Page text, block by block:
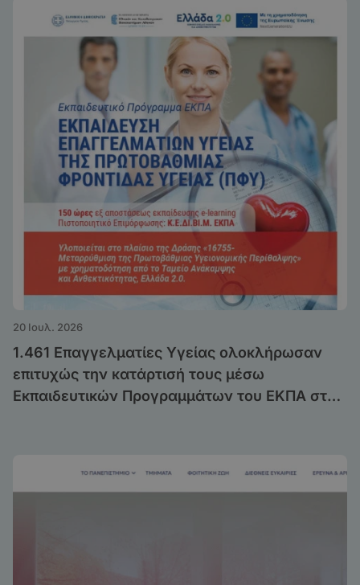
20 Ιουλ. 2026
1.461 Επαγγελματίες Υγείας ολοκλήρωσαν
επιτυχώς την κατάρτισή τους μέσω
Εκπαιδευτικών Προγραμμάτων του ΕΚΠΑ στο